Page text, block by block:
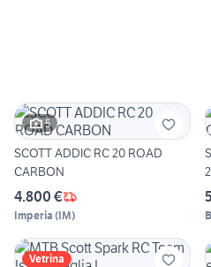
5
SCOTT ADDIC RC 20 ROAD
CARBON
4.800 €
Imperia (IM)
Vetrina